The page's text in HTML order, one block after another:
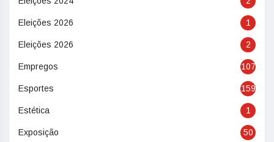
Eleições 2026 1
Eleições 2026 2
Empregos 107
Esportes 159
Estética 1
Exposição 50